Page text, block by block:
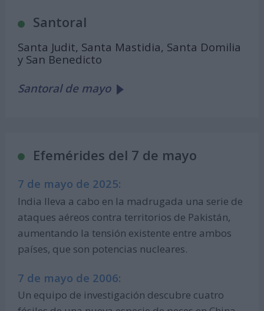
Santoral
Santa Judit, Santa Mastidia, Santa Domilia
y San Benedicto
Santoral de mayo
Efemérides del 7 de mayo
7 de mayo de 2025:
India lleva a cabo en la madrugada una serie de
ataques aéreos contra territorios de Pakistán,
aumentando la tensión existente entre ambos
países, que son potencias nucleares.
7 de mayo de 2006:
Un equipo de investigación descubre cuatro